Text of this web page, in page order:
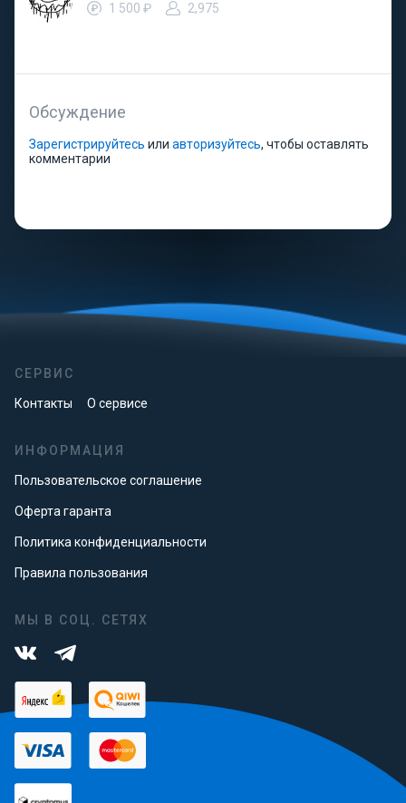
1 500 ₽
2,975
Обсуждение
Зарегистрируйтесь или авторизуйтесь, чтобы оставлять
комментарии
СЕРВИС
Контакты О сервисе
ИНФОРМАЦИЯ
Пользовательское соглашение
Оферта гаранта
Политика конфиденциальности
Правила пользования
МЫ В СОЦ. СЕТЯХ